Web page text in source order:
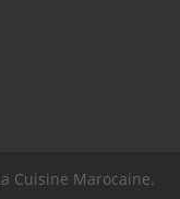
Cuisine Marocaine.